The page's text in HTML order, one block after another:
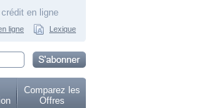
en ligne
ligne Lexique
Comparez les
Offres